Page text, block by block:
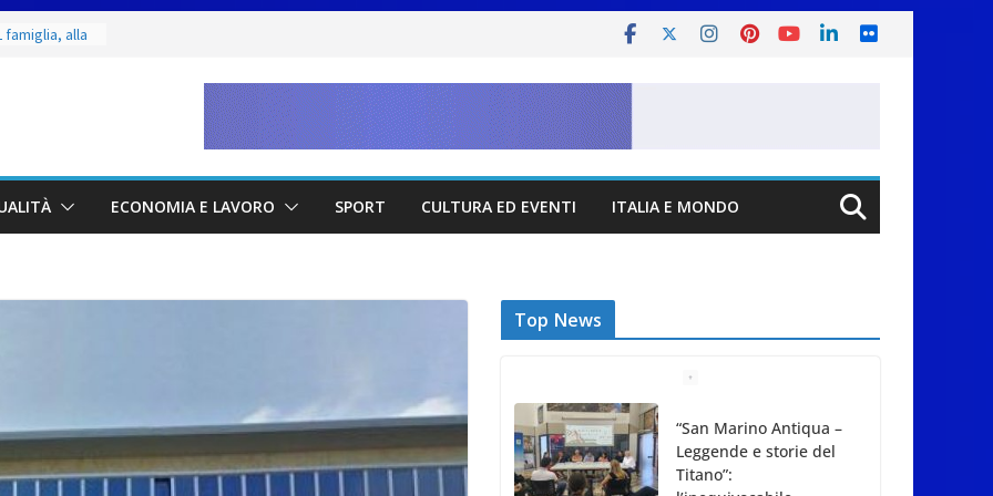
famiglia, alla
Incendi
per
ECONOMIA E LAVORO SPORT CULTURA ED EVENTI ITALIA E MONDO
Top News
“San Marino Antiqua –
Leggende e storie del
Titano”: